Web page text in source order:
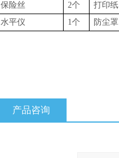
保险丝
2个 打印纸
水平仪
1个 防尘罩
产品咨询